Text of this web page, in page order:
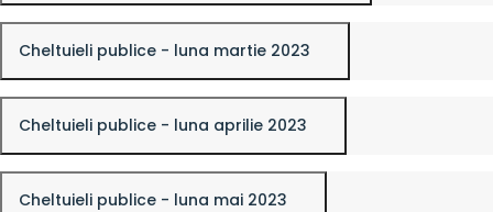
Cheltuieli publice - luna martie 2023
Cheltuieli publice - luna aprilie 2023
Cheltuieli publice - luna mai 2023